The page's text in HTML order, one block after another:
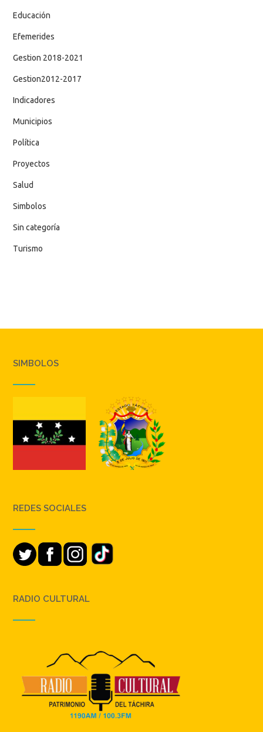
Educación
Efemerides
Gestion 2018-2021
Gestion2012-2017
Indicadores
Municipios
Política
Proyectos
Salud
Simbolos
Sin categoría
Turismo
SIMBOLOS
REDES SOCIALES
RADIO CULTURAL